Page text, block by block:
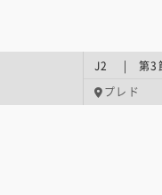
J2 | 第3
プレド